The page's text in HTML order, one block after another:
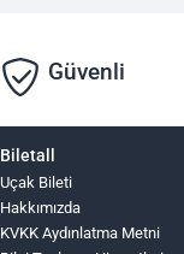
Güvenli
Biletall
Uçak Bileti
Hakkımızda
KVKK Aydınlatma Metni